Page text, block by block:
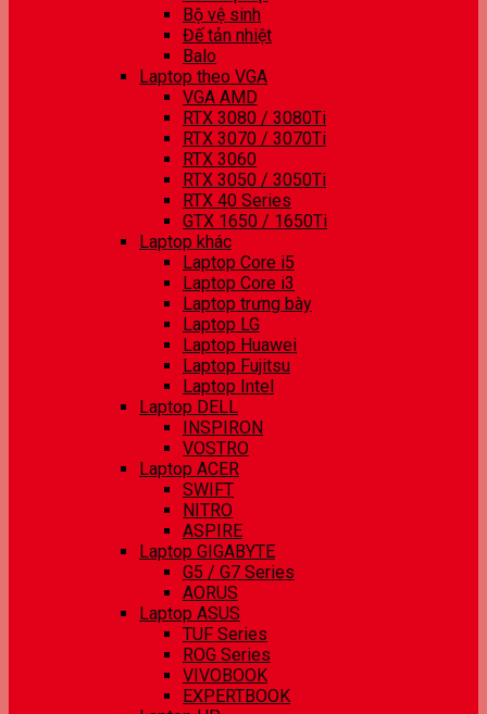
Bộ vệ sinh
Đế tản nhiệt
Balo
Laptop theo VGA
VGA AMD
RTX 3080 / 3080Ti
RTX 3070 / 3070Ti
RTX 3060
RTX 3050 / 3050Ti
RTX 40 Series
GTX 1650 / 1650Ti
Laptop khác
Laptop Core i5
Laptop Core i3
Laptop trưng bày
Laptop LG
Laptop Huawei
Laptop Fujitsu
Laptop Intel
Laptop DELL
INSPIRON
VOSTRO
Laptop ACER
SWIFT
NITRO
ASPIRE
Laptop GIGABYTE
G5 / G7 Series
AORUS
Laptop ASUS
TUF Series
ROG Series
VIVOBOOK
EXPERTBOOK